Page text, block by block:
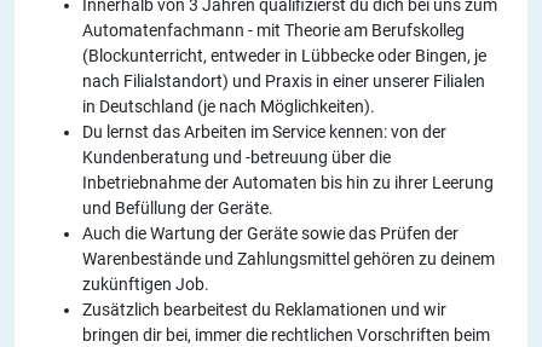
Innerhalb von 3 Jahren qualifizierst du dich bei uns zum
Automatenfachmann - mit Theorie am Berufskolleg
(Blockunterricht, entweder in Lübbecke oder Bingen, je
nach Filialstandort) und Praxis in einer unserer Filialen
in Deutschland (je nach Möglichkeiten).
Du lernst das Arbeiten im Service kennen: von der
Kundenberatung und -betreuung über die
Inbetriebnahme der Automaten bis hin zu ihrer Leerung
und Befüllung der Geräte.
Auch die Wartung der Geräte sowie das Prüfen der
Warenbestände und Zahlungsmittel gehören zu deinem
zukünftigen Job.
Zusätzlich bearbeitest du Reklamationen und wir
bringen dir bei, immer die rechtlichen Vorschriften beim